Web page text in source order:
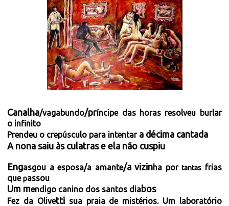
Canalha/vagabundo/príncipe das horas resolveu burlar
o infinito
Prendeu o crepúsculo para intentar a décima cantada
A nona saiu às culatras e ela não cuspiu
Engasgou a esposa/a amante/a vizinha portantas frias
quepassou
Um mendigo canino dos santos diabos
Fez da Olivettisua praia de mistérios. Um laboratório